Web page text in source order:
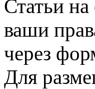
Статьи
ваши
через
Для